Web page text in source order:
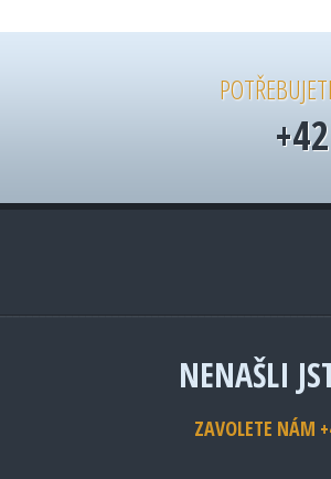
NENAŠLI
ZAVOLETE NÁM